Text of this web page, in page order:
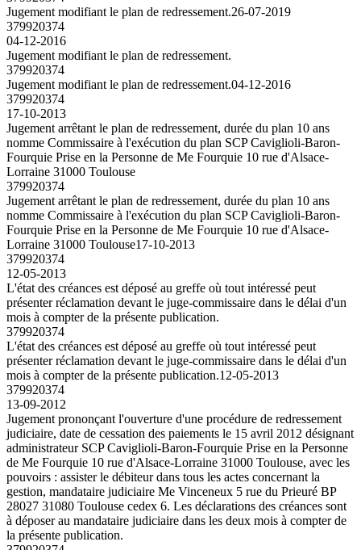
Jugement modifiant le plan de redressement.26-07-2019
379920374
04-12-2016
Jugement modifiant le plan de redressement.
379920374
Jugement modifiant le plan de redressement.04-12-2016
379920374
17-10-2013
Jugement arrêtant le plan de redressement, durée du plan 10 ans
nomme Commissaire à l'exécution du plan SCP Caviglioli-Baron-
Fourquie Prise en la Personne de Me Fourquie 10 rue d'Alsace-
Lorraine 31000 Toulouse
379920374
Jugement arrêtant le plan de redressement, durée du plan 10 ans
nomme Commissaire à l'exécution du plan SCP Caviglioli-Baron-
Fourquie Prise en la Personne de Me Fourquie 10 rue d'Alsace-
Lorraine 31000 Toulouse17-10-2013
379920374
12-05-2013
L'état des créances est déposé au greffe où tout intéressé peut
présenter réclamation devant le juge-commissaire dans le délai d'un
mois à compter de la présente publication.
379920374
L'état des créances est déposé au greffe où tout intéressé peut
présenter réclamation devant le juge-commissaire dans le délai d'un
mois à compter de la présente publication.12-05-2013
379920374
13-09-2012
Jugement prononçant l'ouverture d'une procédure de redressement
judiciaire, date de cessation des paiements le 15 avril 2012 désignant
administrateur SCP Caviglioli-Baron-Fourquie Prise en la Personne
de Me Fourquie 10 rue d'Alsace-Lorraine 31000 Toulouse, avec les
pouvoirs : assister le débiteur dans tous les actes concernant la
gestion, mandataire judiciaire Me Vinceneux 5 rue du Prieuré BP
28027 31080 Toulouse cedex 6. Les déclarations des créances sont
à déposer au mandataire judiciaire dans les deux mois à compter de
la présente publication.